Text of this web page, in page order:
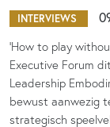
INTERVIEWS
‘How to play
Executive Forum
Leadership
bewust aanwezig
strategisch